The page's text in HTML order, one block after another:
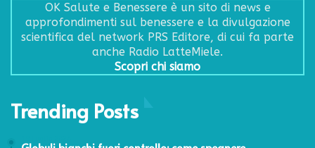
OK Salute e Benessere è un sito di news e
approfondimenti sul benessere e la divulgazione
scientifica del network PRS Editore, di cui fa parte
anche Radio LatteMiele.
Scopri chi siamo
Trending Posts